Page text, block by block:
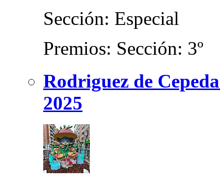
Sección: Especial
Premios: Sección: 3º
Rodriguez de
2025